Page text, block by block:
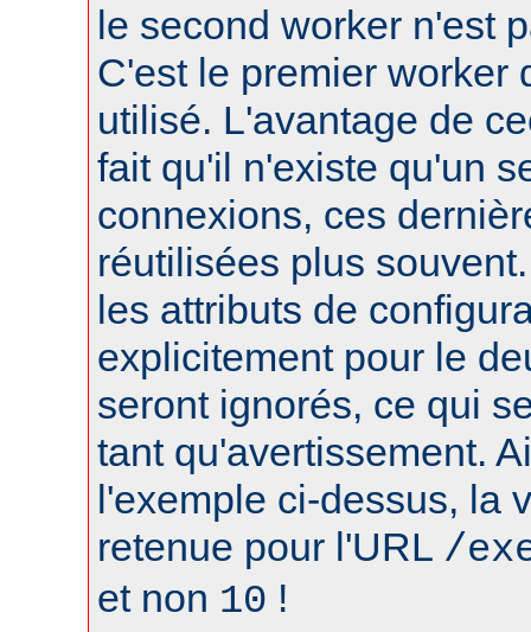
le second worker n'est
C'est le premier worker
utilisé. L'avantage de
fait qu'il n'existe qu'un
connexions, ces
réutilisées plus
les attributs de
explicitement pour le
seront ignorés, ce qui
tant qu'avertissement.
l'exemple ci-dessus, la
retenue pour l'URL /
et non 10 !